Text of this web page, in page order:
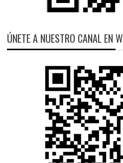
ÚNETE A NUESTRO CANAL EN